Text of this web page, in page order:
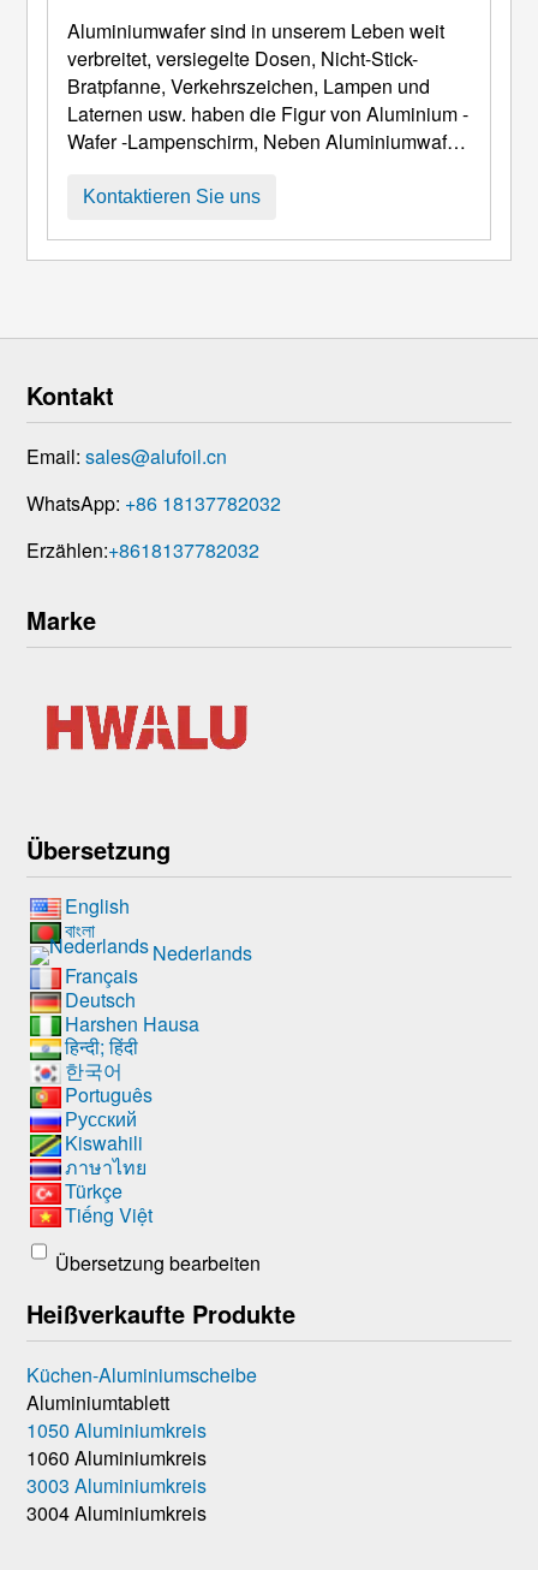
Aluminiumwafer sind in unserem Leben weit
verbreitet, versiegelte Dosen, Nicht-Stick-
Bratpfanne, Verkehrszeichen, Lampen und
Laternen usw. haben die Figur von Aluminium -
Wafer -Lampenschirm, Neben Aluminiumwafer
und andere Industriegebiete, jede Aktion, Die
Rollmaterial ist ma ...
Kontaktieren Sie uns
Kontakt
Email:sales@alufoil.cn
WhatsApp: +86 18137782032
Erzählen:+8618137782032
Marke
Übersetzung
English
বাংলা
Nederlands
Français
Deutsch
Harshen Hausa
हिन्दी; हिंदी
한국어
Português
Русский
Kiswahili
ภาษาไทย
Türkçe
Tiếng Việt
Übersetzung bearbeiten
Heißverkaufte Produkte
Küchen-Aluminiumscheibe
Aluminiumtablett
1050 Aluminiumkreis
1060 Aluminiumkreis
3003 Aluminiumkreis
3004 Aluminiumkreis